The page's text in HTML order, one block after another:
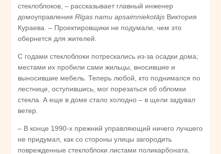
стеклоблоков, – рассказывает главный инженер
домоуправления Rīgas namu apsaimniekotājs Виктория
Кураева. – Проектировщики не подумали, чем это
обернется для жителей.
С годами стеклоблоки потрескались из-за осадки дома;
местами их пробили сами жильцы, вносившие и
выносившие мебель. Теперь любой, кто поднимался по
лестнице, оступившись, мог порезаться об обломки
стекла. А еще в доме стало холодно – в щели задувал
ветер.
– В конце 1990-х прежний управляющий ничего лучшего
не придумал, как со стороны улицы загородить
поврежденные стеклоблоки листами поликарбоната.